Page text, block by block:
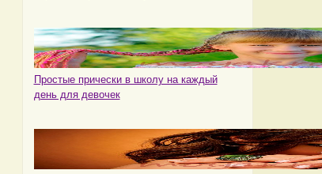
Простые прически в школу на каждый
день для девочек